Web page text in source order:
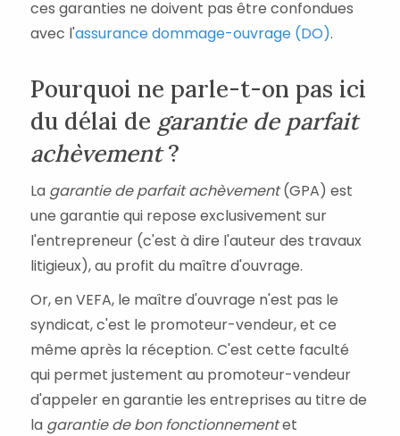
ces garanties ne doivent pas être confondues
avec l'assurance dommage-ouvrage (DO).
Pourquoi ne parle-t-on pas ici
du délai de garantie de parfait
achèvement?
La garantie de parfait achèvement(GPA) est
une garantie qui repose exclusivement sur
l'entrepreneur (c'est à dire l'auteur des travaux
litigieux), au profit du maître d'ouvrage.
Or, en VEFA, le maître d'ouvrage n'est pas le
syndicat, c'est le promoteur-vendeur, et ce
même après la réception. C'est cette faculté
qui permet justement au promoteur-vendeur
d'appeler en garantie les entreprises au titre de
la garantie de bon fonctionnementet